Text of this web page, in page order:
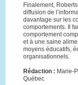
Finalement,
diffusion de
davantage sur les
comportements. Il
comportement
et à une saine
moyens éducatifs,
organisationnels.
Rédaction : Marie-
Québec